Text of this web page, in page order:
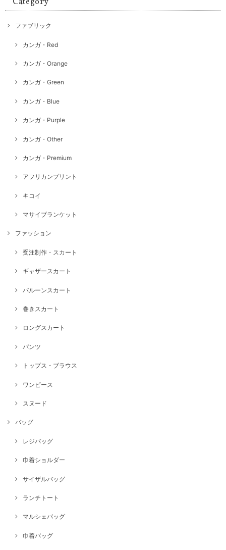
ファブリック
カンガ・Red
カンガ・Orange
カンガ・Green
カンガ・Blue
カンガ・Purple
カンガ・Other
カンガ・Premium
アフリカンプリント
キコイ
マサイブランケット
ファッション
受注制作・スカート
ギャザースカート
バルーンスカート
巻きスカート
ロングスカート
パンツ
トップス・ブラウス
ワンピース
スヌード
バッグ
レジバッグ
巾着ショルダー
サイザルバッグ
ランチトート
マルシェバッグ
巾着バッグ